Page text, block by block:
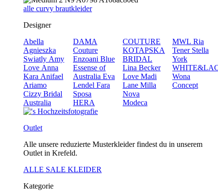
alle curvy brautkleider
Designer
Abella
Agnieszka
Swiatly Amy
Love Anna
Kara Anifael
Ariamo
Cizzy Bridal
Australia
DAMA
Couture
Enzoani Blue
Essense of
Australia Eva
Lendel Fara
Sposa
HERA
COUTURE
KOTAPSKA
BRIDAL
Lina Becker
Love Madi
Lane Milla
Nova
Modeca
MWL Ria
Tener Stella
York
Wona
Concept
Outlet
Alle unsere reduzierte Musterkleider findest du in unserem
Outlet in Krefeld.
ALLE SALE KLEIDER
Kategorie